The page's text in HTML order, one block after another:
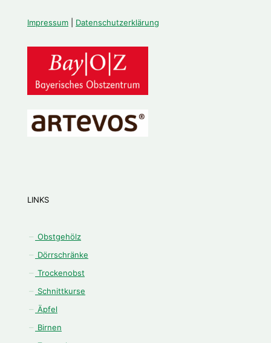
Impressum Datenschutzerklärung
LINKS
Obstgehölz
Dörrschränke
Trockenobst
Schnittkurse
Äpfel
Birnen